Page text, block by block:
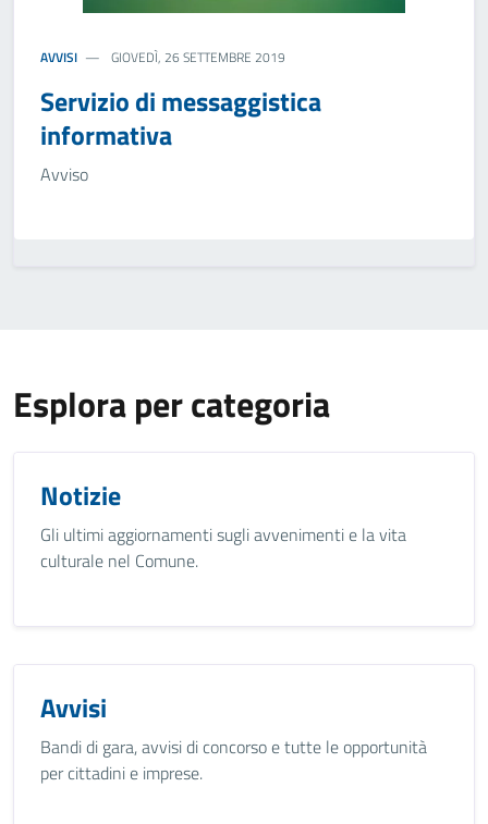
AVVISI GIOVEDÌ, 26 SETTEMBRE 2019
Servizio di messaggistica
informativa
Avviso
Esplora per categoria
Notizie
Gli ultimi aggiornamenti sugli avvenimenti e la vita
culturale nel Comune.
Avvisi
Bandi di gara, avvisi di concorso e tutte le opportunità
per cittadini e imprese.